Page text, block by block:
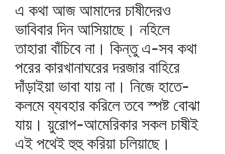
এ কথা আজ আমাদের চাষীদেরও
ভাবিবার দিন আসিয়াছে। নহিলে
তাহারা বাঁচিবে না। কিন্তু এ-সব কথা
পরের কারখানাঘরের দরজার বাহিরে
দাঁড়াইয়া ভাবা যায় না। নিজে হাতে-
কলমে ব্যবহার করিলে তবে স্পষ্ট বোঝা
যায়। য়ুরোপ-আমেরিকার সকল চাষীই
এই পথেই হুহু করিয়া চলিয়াছে।